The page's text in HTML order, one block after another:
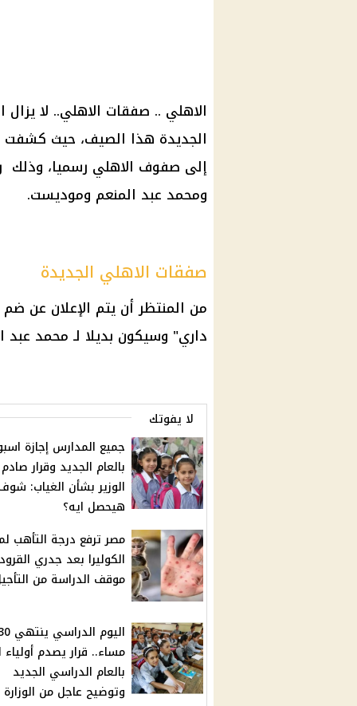
الاهلي .. صفقات الاهلي.. لا يزال
الجديدة هذا الصيف
إلى صفوف الاهلي رسميا، وذلك
ومحمد عبد المنعم وموديست.
صفقات الاهلي الجديدة
من المنتظر أن يتم الإعلان عن
داري" وسيكون بديلا لـ محمد عبد
لا يفوتك
جميع المدارس إجازة
بالعام الجديد وقرار
الوزير بشأن الغياب:
هيحصل ايه؟
مصر ترفع درجة التأهب
الكوليرا بعد جدري
موقف الدراسة من
اليوم
مساء.. قرار يصدم أولياء
بالعام الدراسي الجديد
وتوضيح عاجل من الوزارة